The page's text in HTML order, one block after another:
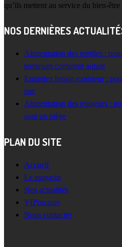
qu’ils mettent au service du bien-
NOS DERNIÈRES
Alimentation des reptiles :
terrarium comptent autant
Entretien bassin extérieur :
pas
Alimentation des rongeurs :
sont un piège
PLAN DU SITE
Accueil
Le magasin
Nos actualités
VIProcanis
Nous contacter